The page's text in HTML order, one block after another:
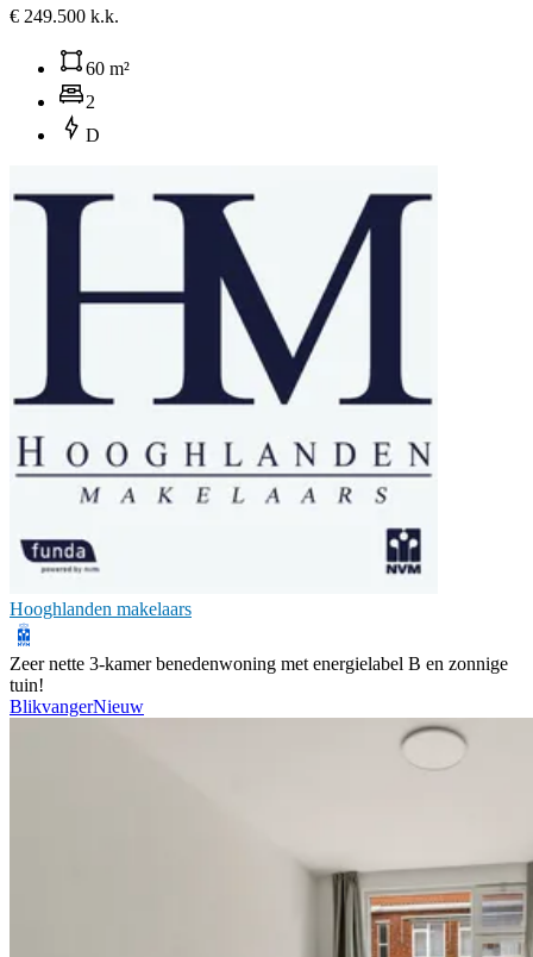
€ 249.500 k.k.
60 m²
2
D
Hooghlanden makelaars
Zeer nette 3-kamer benedenwoning met energielabel B en zonnige
tuin!
BlikvangerNieuw